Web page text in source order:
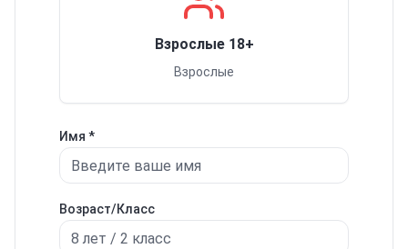
Взрослые 18+
Взрослые
Имя *
Возраст/Класс